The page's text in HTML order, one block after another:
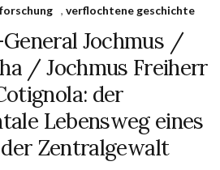
, verflochtene geschichte
Jochmus /
/ Jochmus Freiherr
der
Lebensweg eines
Zentralgewalt